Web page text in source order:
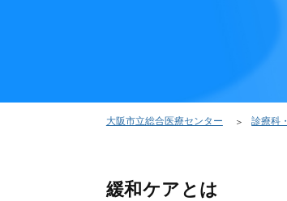
大阪市立総合医療センター 診療科
緩和ケアとは